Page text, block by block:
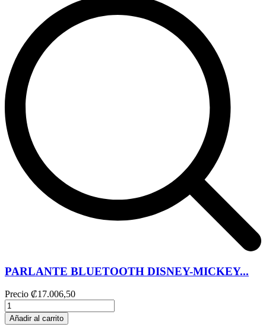
PARLANTE BLUETOOTH DISNEY-MICKEY...
Precio ₡17.006,50
Añadir al carrito